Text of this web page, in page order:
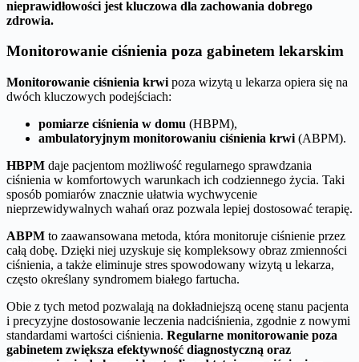
nieprawidłowości jest kluczowa dla zachowania dobrego
zdrowia.
Monitorowanie ciśnienia poza gabinetem lekarskim
Monitorowanie ciśnienia krwi poza wizytą u lekarza opiera się na
dwóch kluczowych podejściach:
pomiarze ciśnienia w domu (HBPM),
ambulatoryjnym monitorowaniu ciśnienia krwi (ABPM).
HBPM daje pacjentom możliwość regularnego sprawdzania
ciśnienia w komfortowych warunkach ich codziennego życia. Taki
sposób pomiarów znacznie ułatwia wychwycenie
nieprzewidywalnych wahań oraz pozwala lepiej dostosować terapię.
ABPM to zaawansowana metoda, która monitoruje ciśnienie przez
całą dobę. Dzięki niej uzyskuje się kompleksowy obraz zmienności
ciśnienia, a także eliminuje stres spowodowany wizytą u lekarza,
często określany syndromem białego fartucha.
Obie z tych metod pozwalają na dokładniejszą ocenę stanu pacjenta
i precyzyjne dostosowanie leczenia nadciśnienia, zgodnie z nowymi
standardami wartości ciśnienia. Regularne monitorowanie poza
gabinetem zwiększa efektywność diagnostyczną oraz